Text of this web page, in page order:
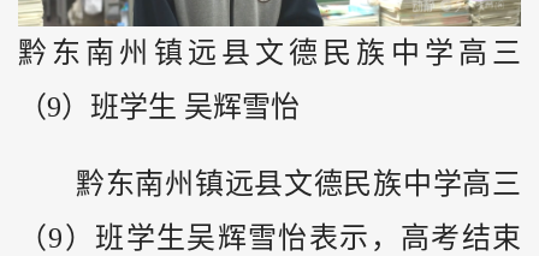
黔东南州镇远县文德民族中学高三
（9）班学生 吴辉雪怡
黔东南州镇远县文德民族中学高三
（9）班学生吴辉雪怡表示，高考结束